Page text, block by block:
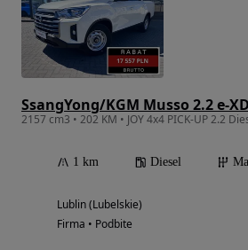
SsangYong/KGM Musso 2.2 e-
1 km Diesel
Lublin (Lubelskie)
Firma • Podbite